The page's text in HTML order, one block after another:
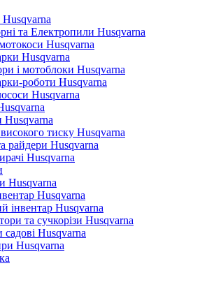
та Електропили Husqvarna
Husqvarna
Husqvarna
і мотоблоки Husqvarna
роботи Husqvarna
Husqvarna
Husqvarna
тиску Husqvarna
райдери Husqvarna
Husqvarna
Husqvarna
Husqvarna
інвентар Husqvarna
та сучкорізи Husqvarna
Husqvarna
Husqvarna